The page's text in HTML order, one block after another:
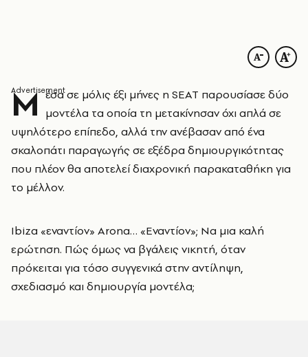
Μ έσα σε μόλις έξι μήνες η SEAT παρουσίασε δύο
μοντέλα τα οποία τη μετακίνησαν όχι απλά σε
υψηλότερο επίπεδο, αλλά την ανέβασαν από ένα
σκαλοπάτι παραγωγής σε εξέδρα δημιουργικότητας
που πλέον θα αποτελεί διαχρονική παρακαταθήκη για
το μέλλον.
Ibiza «εναντίον» Arona… «Εναντίον»; Να μια καλή
ερώτηση. Πώς όμως να βγάλεις νικητή, όταν
πρόκειται για τόσο συγγενικά στην αντίληψη,
σχεδιασμό και δημιουργία μοντέλα;